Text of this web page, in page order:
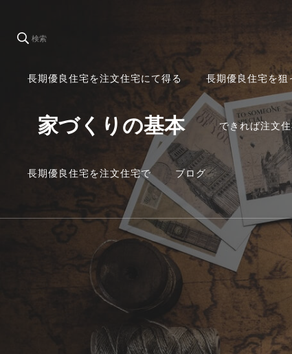
検索
長期優良住宅を注文住宅にて得る 長期優良住宅を狙
家づくりの基本 できれば注文
長期優良住宅を注文住宅で ブログ